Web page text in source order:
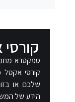
קורסי
קורסי אקסל
שלכם או
הידע של